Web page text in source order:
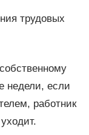
трудовых
недели, если
работник